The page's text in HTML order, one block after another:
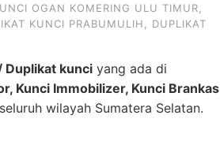
OGAN KOMERING ULU TIMUR
KUNCI PRABUMULIH
DUPLIKAT
Duplikat kunci yang ada di
Kunci Immobilizer, Kunci Brankas
wilayah Sumatera Selatan.